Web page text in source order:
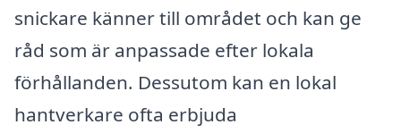
snickare känner till området och kan ge
råd som är anpassade efter lokala
förhållanden. Dessutom kan en lokal
hantverkare ofta erbjuda